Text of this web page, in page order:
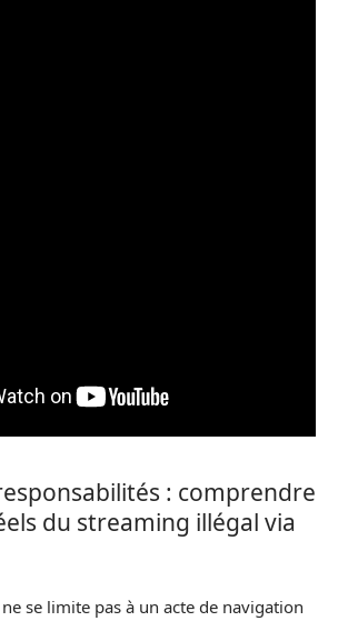
: comprendre
du streaming illégal via
ne se limite pas à un acte de navigation